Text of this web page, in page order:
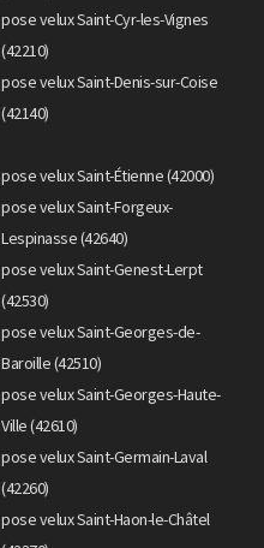
pose velux Saint-Cyr-les-Vignes
(42210)
pose velux Saint-Denis-sur-Coise
(42140)
pose velux Saint-Étienne (42000)
pose velux Saint-Forgeux-
Lespinasse (42640)
pose velux Saint-Genest-Lerpt
(42530)
pose velux Saint-Georges-de-
Baroille (42510)
pose velux Saint-Georges-Haute-
Ville (42610)
pose velux Saint-Germain-Laval
(42260)
pose velux Saint-Haon-le-Châtel